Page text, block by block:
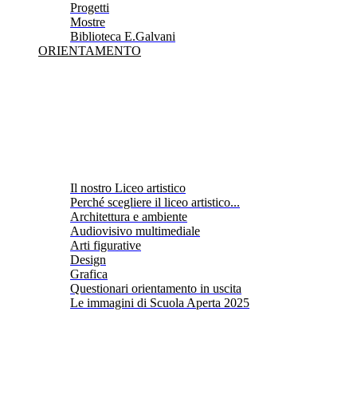
Progetti
Mostre
Biblioteca E.Galvani
ORIENTAMENTO
Il nostro Liceo artistico
Perché scegliere il liceo artistico...
Architettura e ambiente
Audiovisivo multimediale
Arti figurative
Design
Grafica
Questionari orientamento in uscita
Le immagini di Scuola Aperta 2025